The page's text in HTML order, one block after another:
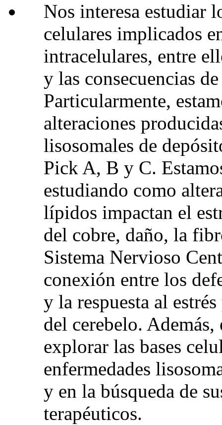
Nos interesa estudiar
celulares implicados
intracelulares, entre
y las consecuencias
Particularmente,
alteraciones
lisosomales de
Pick A, B y C.
estudiando como
lípidos impactan el
del cobre, daño, la
Sistema Nervioso
conexión entre los
y la respuesta al
del cerebelo. Además,
explorar las bases
enfermedades
y en la búsqueda de
terapéuticos.